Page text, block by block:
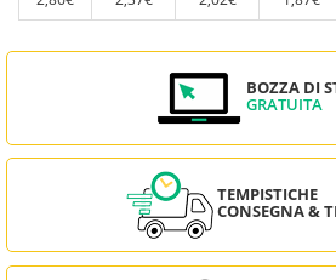
BOZZA DI
GRATUITA
TEMPISTICHE
CONSEGNA &